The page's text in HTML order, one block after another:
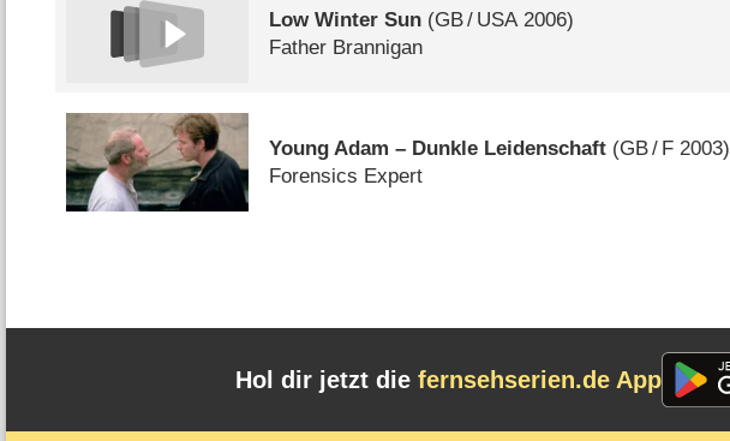
Low Winter Sun (GB/ USA2006)
Father Brannigan
Young Adam – Dunkle Leidenschaft (GB/ F 2003)
Forensics Expert
Hol dir jetzt die fernsehserien.de App